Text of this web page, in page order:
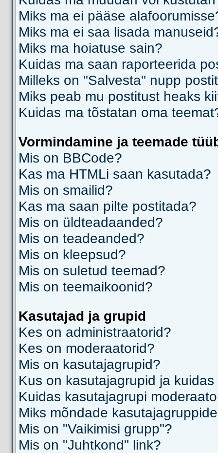
Miks ma ei pääse
Miks ma ei saa lisada
Miks ma hoiatuse sain?
Kuidas ma saan raporteerida
Milleks on "Salvesta" nupp
Miks peab mu postitust heaks
Kuidas ma tõstatan oma
Vormindamine ja teemade
Mis on BBCode?
Kas ma HTMLi saan kasutada?
Mis on smailid?
Kas ma saan pilte postitada?
Mis on üldteadaanded?
Mis on teadeanded?
Mis on kleepsud?
Mis on suletud teemad?
Mis on teemaikoonid?
Kasutajad ja grupid
Kes on administraatorid?
Kes on moderaatorid?
Mis on kasutajagrupid?
Kus on kasutajagrupid ja
Kuidas kasutajagrupi
Miks mõndade
Mis on "Vaikimisi grupp"?
Mis on "Juhtkond" link?